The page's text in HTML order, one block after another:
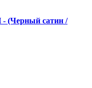
сатин /